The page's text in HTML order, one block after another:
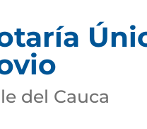
del Cauca